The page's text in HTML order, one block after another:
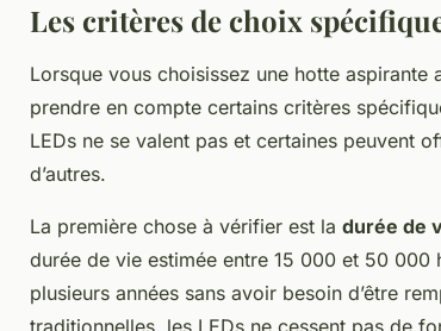
Les critères de choix
Lorsque vous choisissez une hotte
prendre en compte certains critères
LEDs ne se valent pas et certaines peuvent
d’autres.
La première chose à vérifier est la durée de
durée de vie estimée entre 15 000 et 50 000
plusieurs années sans avoir besoin d’être
traditionnelles, les LEDs ne cessent pas de